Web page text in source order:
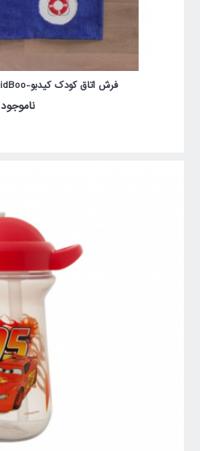
فرش اتاق کودک کیدبو-KidBoo مدل Blue Ocean
ناموجود